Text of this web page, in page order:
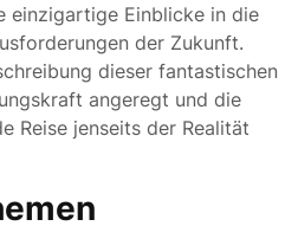
einzigartige Einblicke in die
der Zukunft.
dieser fantastischen
angeregt und die
Reise jenseits der Realität